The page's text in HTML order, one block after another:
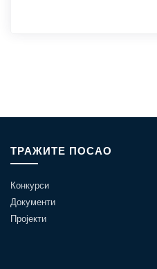
ТРАЖИТЕ ПОСАО
Конкурси
Документи
Пројекти